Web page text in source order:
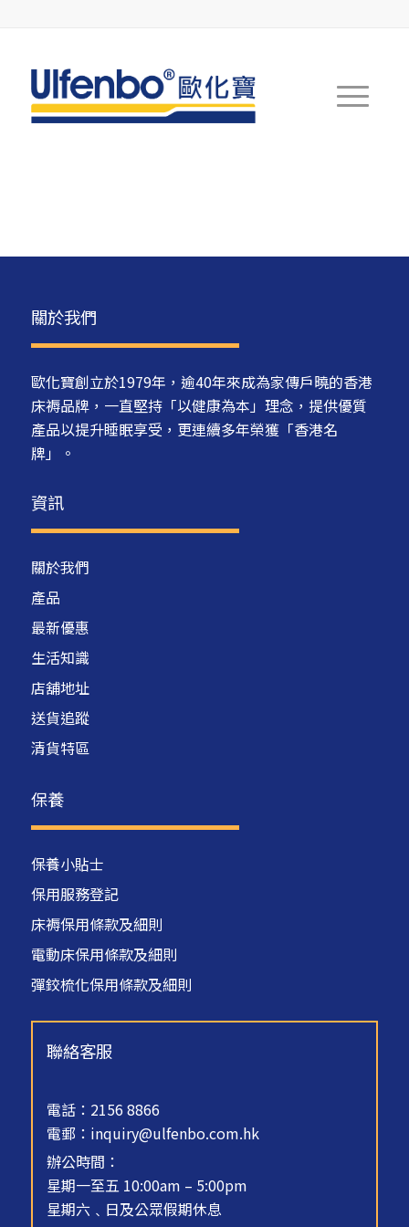
關於我們
歐化寶創立於1979年，逾40年來成為家傳戶曉的香港
床褥品牌，一直堅持「以健康為本」理念，提供優質
產品以提升睡眠享受，更連續多年榮獲「香港名
牌」。
資訊
關於我們
產品
最新優惠
生活知識
店舖地址
送貨追蹤
清貨特區
保養
保養小貼士
保用服務登記
床褥保用條款及細則
電動床保用條款及細則
彈鉸梳化保用條款及細則
聯絡客服
電話：2156 8866
電郵： inquiry@ulfenbo.com.hk
辦公時間：
星期一至五 10:00am – 5:00pm
星期六﹑日及公眾假期休息